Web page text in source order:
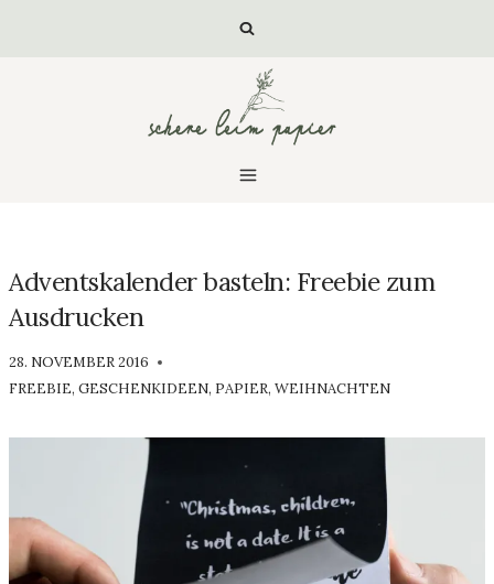
Adventskalender basteln: Freebie zum
Ausdrucken
VON
LUISA
28. NOVEMBER 2016
FREEBIE, GESCHENKIDEEN, PAPIER, WEIHNACHTEN